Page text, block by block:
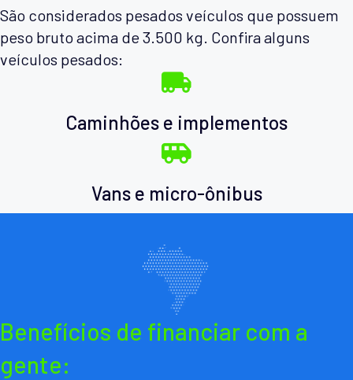
São considerados pesados veículos que possuem
peso bruto acima de 3.500 kg. Confira alguns
veículos pesados:
Caminhões e implementos
Vans e micro-ônibus
Benefícios de financiar com a
gente: